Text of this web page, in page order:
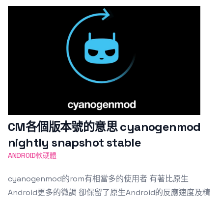
CM各個版本號的意思 cyanogenmod
nightly snapshot stable
ANDROID軟硬體
cyanogenmod的rom有相當多的使用者 有著比原生
Android更多的微調 卻保留了原生Android的反應速度及精